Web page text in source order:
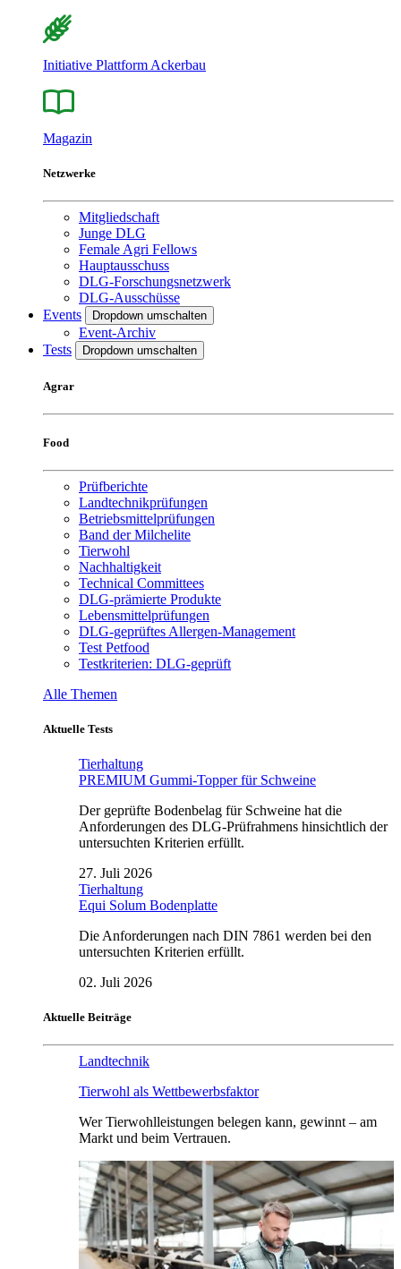
Initiative Plattform Ackerbau
Magazin
Netzwerke
Mitgliedschaft
Junge DLG
Female Agri Fellows
Hauptausschuss
DLG-Forschungsnetzwerk
DLG-Ausschüsse
Events
Dropdown umschalten
Event-Archiv
Tests
Dropdown umschalten
Agrar
Food
Prüfberichte
Landtechnikprüfungen
Betriebsmittelprüfungen
Band der Milchelite
Tierwohl
Nachhaltigkeit
Technical Committees
DLG-prämierte Produkte
Lebensmittelprüfungen
DLG-geprüftes Allergen-Management
Test Petfood
Testkriterien: DLG-geprüft
Alle Themen
Aktuelle Tests
Tierhaltung
PREMIUM Gummi-Topper für Schweine
Der geprüfte Bodenbelag für Schweine hat die
Anforderungen des DLG-Prüfrahmens hinsichtlich der
untersuchten Kriterien erfüllt.
27. Juli 2026
Tierhaltung
Equi Solum Bodenplatte
Die Anforderungen nach DIN 7861 werden bei den
untersuchten Kriterien erfüllt.
02. Juli 2026
Aktuelle Beiträge
Landtechnik
Tierwohl als Wettbewerbsfaktor
Wer Tierwohlleistungen belegen kann, gewinnt – am
Markt und beim Vertrauen.